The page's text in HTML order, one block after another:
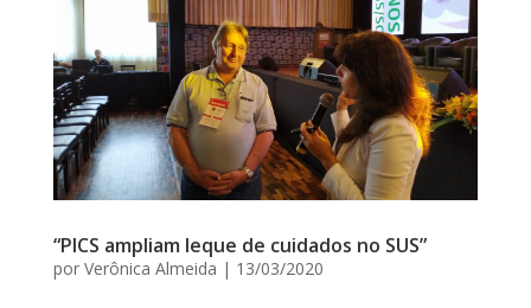
“PICS ampliam leque de cuidados no SUS”
por Verônica Almeida | 13/03/2020